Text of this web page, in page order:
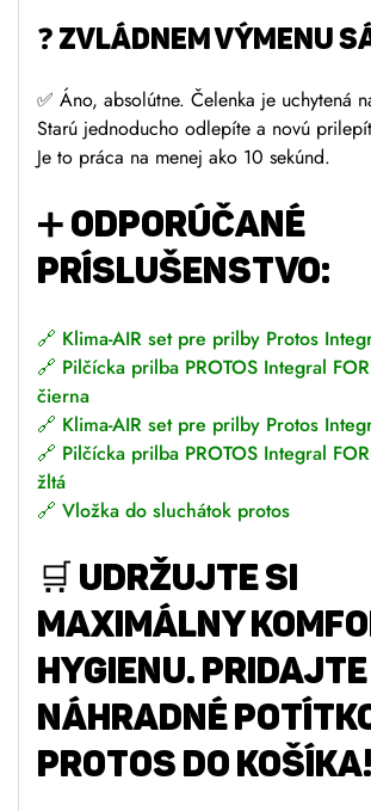
❓ ZVLÁDNEM VÝMENU
✅ Áno, absolútne. Čelenka je uchytená
Starú jednoducho odlepíte a novú
Je to práca na menej ako 10 sekúnd.
➕ ODPORÚČANÉ
PRÍSLUŠENSTVO:
🔗 Klima-AIR set pre prilby Protos
🔗 Pilčícka prilba PROTOS Integral
čierna
🔗 Klima-AIR set pre prilby Protos
🔗 Pilčícka prilba PROTOS Integral
žltá
🔗 Vložka do sluchátok protos
🛒 Udržujte si
maximálny
hygienu. Pridajte
náhradné
Protos do košíka!